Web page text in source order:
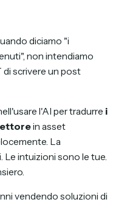
diciamo "i
non intendiamo
di scrivere un post
l'AI per tradurre i
in asset
La
Le intuizioni sono le tue.
vendendo soluzioni di